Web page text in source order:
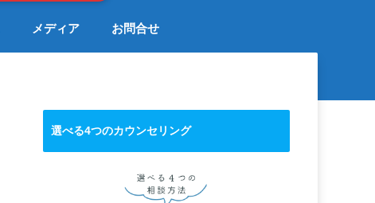
メディア お問合せ
選べる4つのカウンセリング